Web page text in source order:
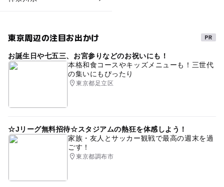
東京周辺の注目お出かけ
お誕生日や七五三、お宮参りなどのお祝いにも！
本格和食コースやキッズメニューも！三世代
の集いにもぴったり
東京都足立区
☆Jリーグ無料招待☆スタジアムの熱狂を体感しよう！
家族・友人とサッカー観戦で最高の週末を過
ごす！
東京都調布市